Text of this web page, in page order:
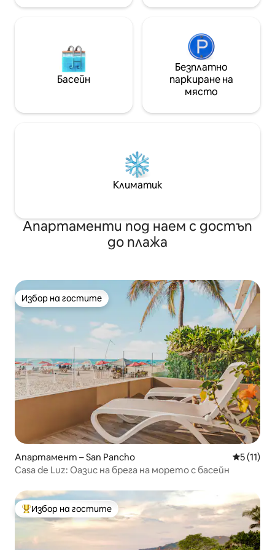
Басейн
Безплатно
паркиране на
място
Климатик
Апартаменти под наем с достъп
до плажа
Избор на гостите
Избор на гостите
Апартамент – San Pancho Средна
5 (11)
Casa de Luz: Оазис на брега на морето с басейн
Най-популярен избор на гостите
Избор на гостите